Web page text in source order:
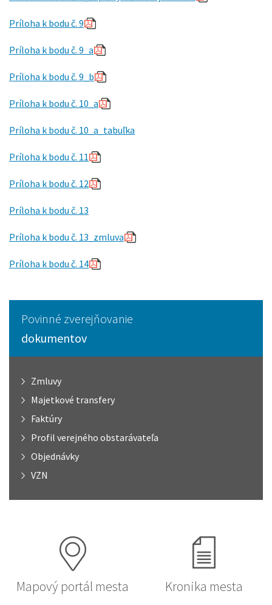
Príloha k bodu č. 9
Príloha k bodu č. 9_a
Príloha k bodu č. 9_b
Príloha k bodu č. 10_a
Príloha k bodu č. 10_a_tabuľka
Príloha k bodu č. 11
Príloha k bodu č. 12
Príloha k bodu č. 13
Príloha k bodu č. 13_zmluva
Príloha k bodu č. 14
Povinné zverejňovanie
dokumentov
Zmluvy
Majetkové transfery
Faktúry
Profil verejného obstarávateľa
Objednávky
VZN
Mapový portál mesta Kronika mesta